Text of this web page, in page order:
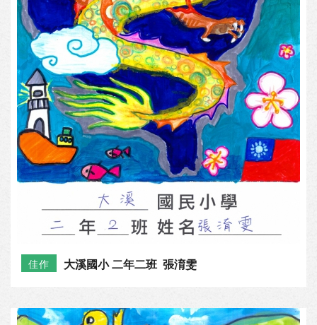
佳作 大溪國小 二年二班 張淯雯